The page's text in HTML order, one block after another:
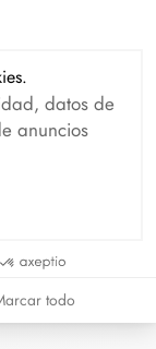
para
datos de
anuncios
todo